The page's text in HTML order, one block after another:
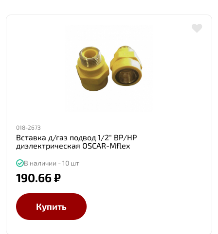
018-2673
Вставка д/газ подвод 1/2" ВР/НР
диэлектрическая OSCAR-Mflex
В наличии - 10 шт
190.66 ₽
Купить